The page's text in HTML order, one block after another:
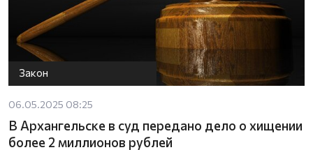
Закон
06.05.2025 08:25
В Архангельске в суд передано дело о хищении
более 2 миллионов рублей